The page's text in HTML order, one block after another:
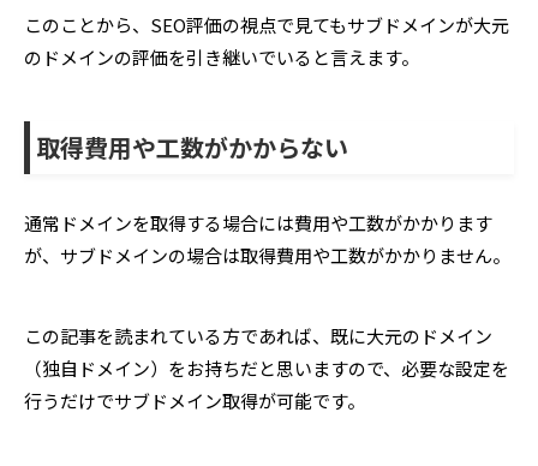
このことから、SEO評価の視点で見てもサブドメインが大元
のドメインの評価を引き継いでいると言えます。
取得費用や工数がかからない
通常ドメインを取得する場合には費用や工数がかかります
が、サブドメインの場合は取得費用や工数がかかりません。
この記事を読まれている方であれば、既に大元のドメイン
（独自ドメイン）をお持ちだと思いますので、必要な設定を
行うだけでサブドメイン取得が可能です。